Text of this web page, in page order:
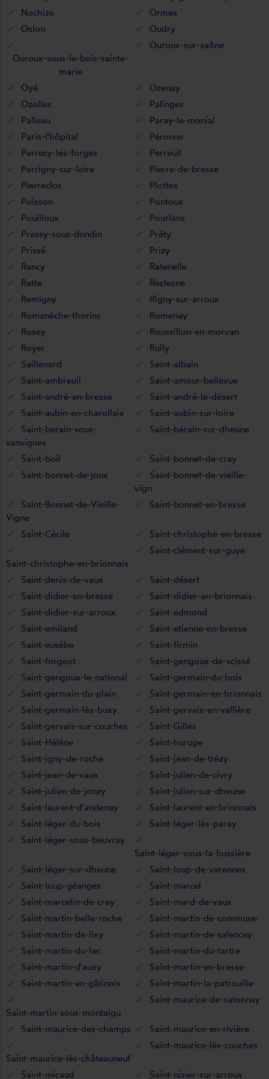
Nochize
Ormes
Oslon
Oudry
Ouroux-sous-le-bois-sainte-
marie
Ouroux-sur-saône
Oyé
Ozenay
Ozolles
Palinges
Palleau
Paray-le-monial
Paris-l'hôpital
Péronne
Perrecy-les-forges
Perreuil
Perrigny-sur-loire
Pierre-de-bresse
Pierreclos
Plottes
Poisson
Pontoux
Pouilloux
Pourlans
Pressy-sous-dondin
Préty
Prissé
Prizy
Rancy
Ratenelle
Ratte
Reclesne
Remigny
Rigny-sur-arroux
Romanèche-thorins
Romenay
Rosey
Roussillon-en-morvan
Royer
Rully
Saillenard
Saint-albain
Saint-ambreuil
Saint-amour-bellevue
Saint-andré-en-bresse
Saint-andré-le-désert
Saint-aubin-en-charollais
Saint-aubin-sur-loire
Saint-berain-sous-
sanvignes
Saint-bérain-sur-dheune
Saint-boil
Saint-bonnet-de-cray
Saint-bonnet-de-joux
Saint-bonnet-de-vieille-
vign
Saint-Bonnet-de-Vieille-
Vigne
Saint-bonnet-en-bresse
Saint-Cécile Saint-christophe-en-bresse
Saint-christophe-en-brionnais
Saint-clément-sur-guye
Saint-denis-de-vaux
Saint-désert
Saint-didier-en-bresse
Saint-didier-en-brionnais
Saint-didier-sur-arroux
Saint-edmond
Saint-emiland
Saint-etienne-en-bresse
Saint-eusèbe
Saint-firmin
Saint-forgeot
Saint-gengoux-de-scissé
Saint-gengoux-le-national
Saint-germain-du-bois
Saint-germain-du-plain
Saint-germain-en-brionnais
Saint-germain-lès-buxy
Saint-gervais-en-vallière
Saint-gervais-sur-couches
Saint-Gilles
Saint-Hélène
Saint-huruge
Saint-igny-de-roche
Saint-jean-de-trézy
Saint-jean-de-vaux
Saint-julien-de-civry
Saint-julien-de-jonzy
Saint-julien-sur-dheune
Saint-laurent-d'andenay
Saint-laurent-en-brionnais
Saint-léger-du-bois
Saint-léger-lès-paray
Saint-léger-sous-beuvray
Saint-léger-sous-la-bussière
Saint-léger-sur-dheune
Saint-loup-de-varennes
Saint-loup-géanges
Saint-marcel
Saint-marcelin-de-cray
Saint-mard-de-vaux
Saint-martin-belle-roche
Saint-martin-de-commune
Saint-martin-de-lixy
Saint-martin-de-salencey
Saint-martin-du-lac
Saint-martin-du-tartre
Saint-martin-d'auxy
Saint-martin-en-bresse
Saint-martin-en-gâtinois
Saint-martin-la-patrouille
Saint-martin-sous-montaigu
Saint-maurice-de-satonnay
Saint-maurice-des-champs Saint-maurice-en-rivière
Saint-maurice-lès-châteauneuf
Saint-maurice-lès-couches
Saint-micaud Saint-nizier-sur-arroux